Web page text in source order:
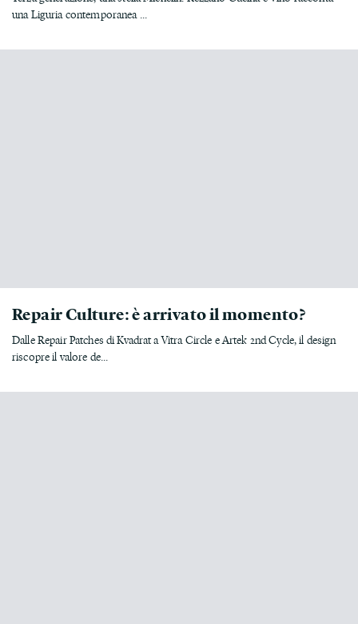
una Liguria contemporanea ...
Repair Culture: è arrivato il momento?
Dalle Repair Patches di Kvadrat a Vitra Circle e Artek 2nd Cycle, il design
riscopre il valore de...